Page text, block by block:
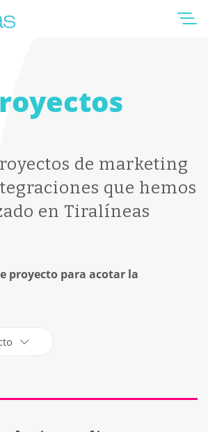
de marketing
que hemos
en Tiralíneas
proyecto para acotar la